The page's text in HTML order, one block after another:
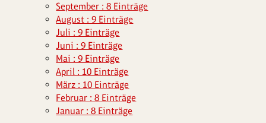
September : 8 Einträge
August : 9 Einträge
Juli : 9 Einträge
Juni : 9 Einträge
Mai : 9 Einträge
April : 10 Einträge
März : 10 Einträge
Februar : 8 Einträge
Januar : 8 Einträge